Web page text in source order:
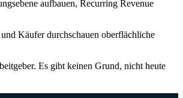
aufbauen, Recurring Revenue
Käufer durchschauen oberflächliche
Es gibt keinen Grund, nicht heute